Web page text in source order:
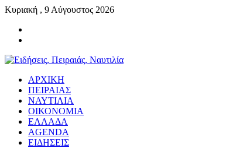
Κυριακή , 9 Αύγουστος 2026
ΑΡΧΙΚΗ
ΠΕΙΡΑΙΑΣ
ΝΑΥΤΙΛΙΑ
ΟΙΚΟΝΟΜΙΑ
ΕΛΛΑΔΑ
AGENDA
ΕΙΔΗΣΕΙΣ